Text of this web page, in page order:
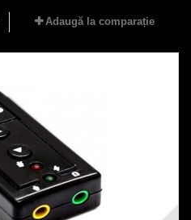
Adaugă la comparație